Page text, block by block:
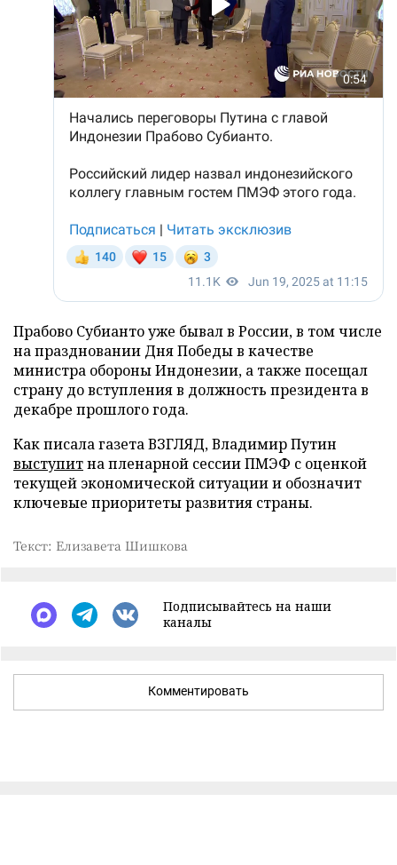
Прабово Субианто уже бывал в России, в том числе
на праздновании Дня Победы в качестве
министра обороны Индонезии, а также посещал
страну до вступления в должность президента в
декабре прошлого года.
Как писала газета ВЗГЛЯД, Владимир Путин
выступитна пленарной сессии ПМЭФ с оценкой
текущей экономической ситуации и обозначит
ключевые приоритеты развития страны.
Текст: Елизавета Шишкова
Подписывайтесь на наши
каналы
Комментировать